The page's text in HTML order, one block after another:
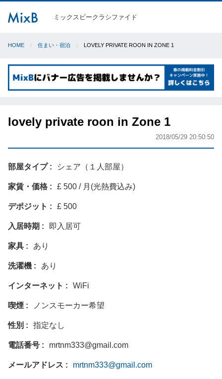
ミックスビークラシファイド
HOME 住まい・宿泊 LOVELY PRIVATE ROON IN ZONE 1
lovely private roon in Zone 1
2018/05/29 20:50:50
部屋タイプ シェア（１人部屋）
家賃・価格 £ 500 / 月(光熱費込み)
デポジット £ 500
入居時期 即入居可
家具 あり
洗濯機 あり
インターネット WiFi
喫煙 ノンスモーカー希望
性別 指定なし
電話番号 mrtnm333@gmail.com
メールアドレス mrtnm333@gmail.com